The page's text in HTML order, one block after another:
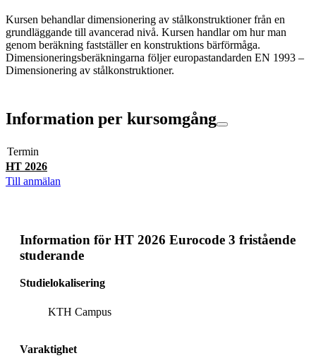
Kursen behandlar dimensionering av stålkonstruktioner från en
grundläggande till avancerad nivå. Kursen handlar om hur man
genom beräkning fastställer en konstruktions bärförmåga.
Dimensioneringsberäkningarna följer europastandarden EN 1993 –
Dimensionering av stålkonstruktioner.
Information per kursomgång
Termin
HT 2026
Till anmälan
Information för HT 2026 Eurocode 3 fristående
studerande
Studielokalisering
KTH Campus
Varaktighet